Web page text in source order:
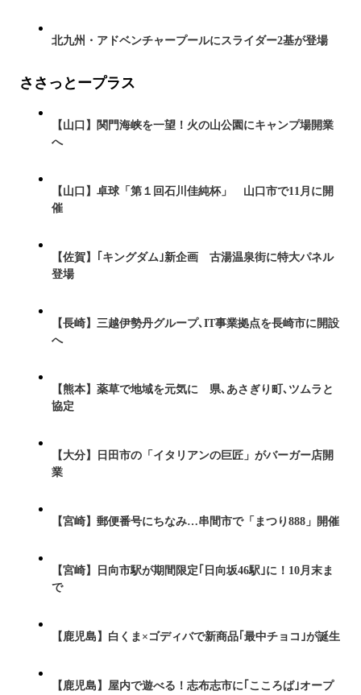
北九州・アドベンチャープールにスライダー2基が登場
ささっとープラス
【山口】関門海峡を一望！火の山公園にキャンプ場開業
へ
【山口】卓球「第１回石川佳純杯」 山口市で11月に開
催
【佐賀】｢キングダム｣新企画 古湯温泉街に特大パネル
登場
【長崎】三越伊勢丹グループ､IT事業拠点を長崎市に開設
へ
【熊本】薬草で地域を元気に 県､あさぎり町､ツムラと
協定
【大分】日田市の「イタリアンの巨匠」がバーガー店開
業
【宮崎】郵便番号にちなみ…串間市で「まつり888」開催
【宮崎】日向市駅が期間限定｢日向坂46駅｣に！10月末ま
で
【鹿児島】白くま×ゴディバで新商品｢最中チョコ｣が誕生
【鹿児島】屋内で遊べる！志布志市に｢こころば｣オープ